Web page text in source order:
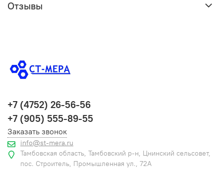
Отзывы
+7 (4752) 26-56-56
+7 (905) 555-89-55
Заказать звонок
info@st-mera.ru
Тамбовская область, Тамбовский р-н, Цнинский сельсовет,
пос. Строитель, Промышленная ул., 72А